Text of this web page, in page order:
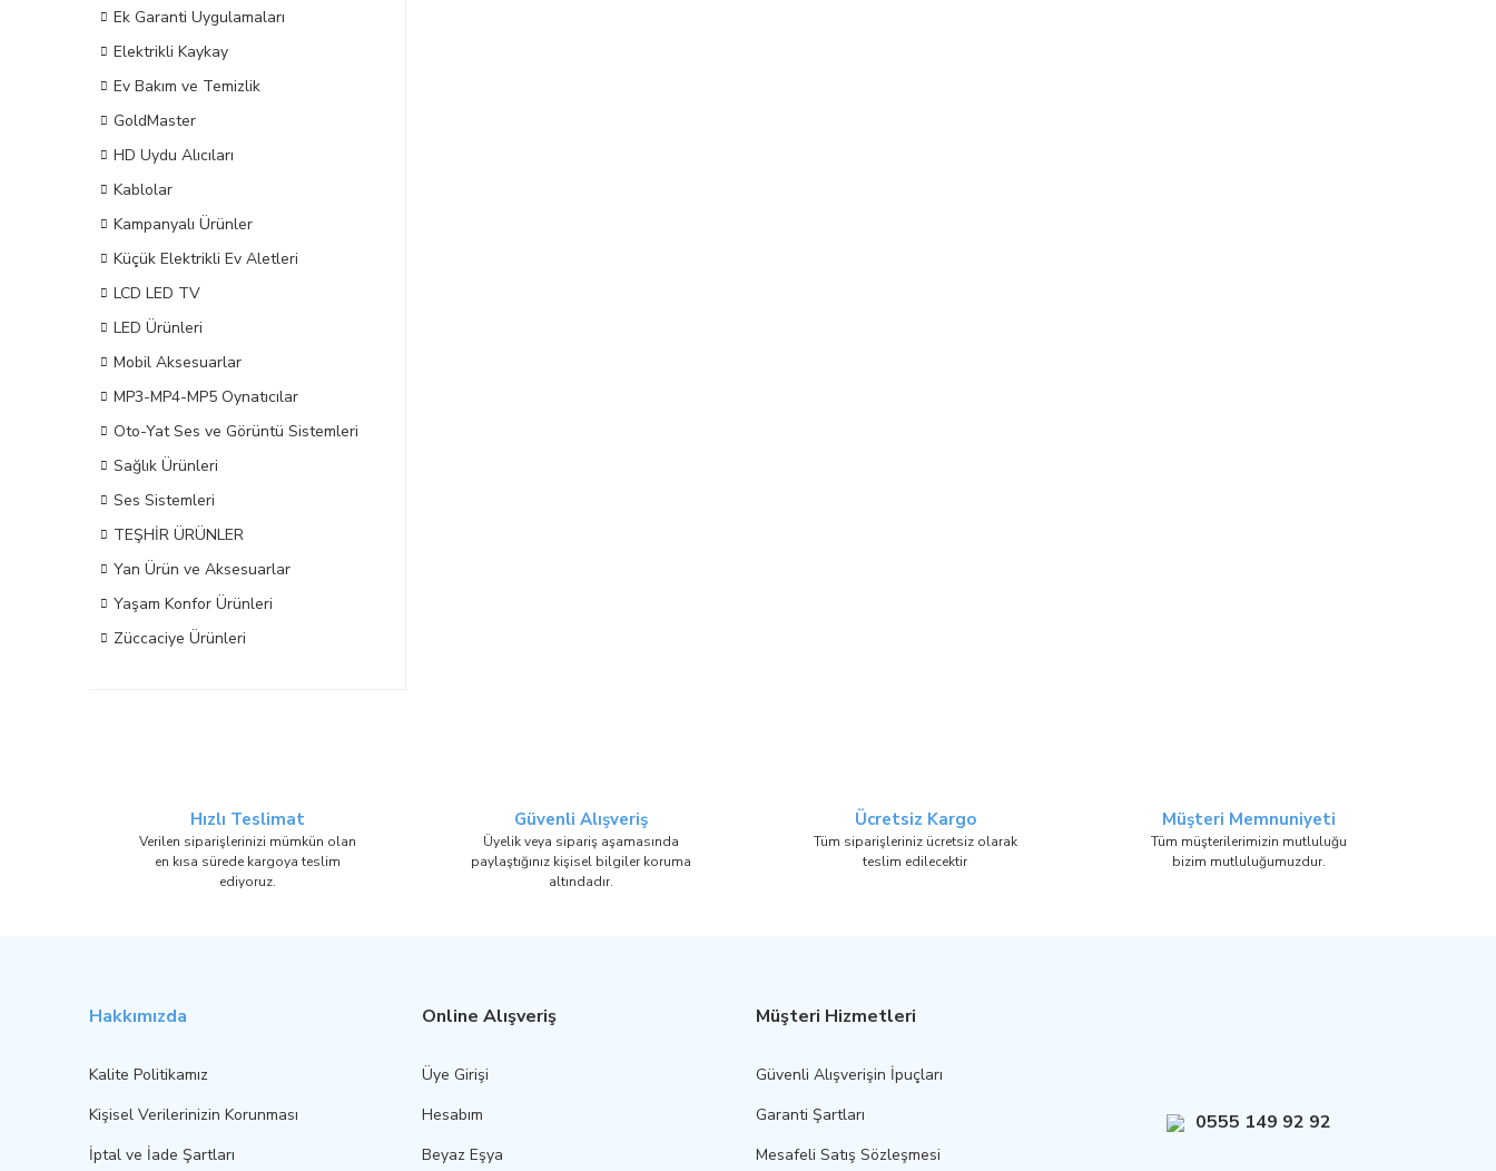
Ek Garanti Uygulamaları
Elektrikli Kaykay
Ev Bakım ve Temizlik
GoldMaster
HD Uydu Alıcıları
Kablolar
Kampanyalı Ürünler
Küçük Elektrikli Ev Aletleri
LCD LED TV
LED Ürünleri
Mobil Aksesuarlar
MP3-MP4-MP5 Oynatıcılar
Oto-Yat Ses ve Görüntü Sistemleri
Sağlık Ürünleri
Ses Sistemleri
TEŞHİR ÜRÜNLER
Yan Ürün ve Aksesuarlar
Yaşam Konfor Ürünleri
Züccaciye Ürünleri
Hızlı Teslimat
Verilen siparişlerinizi mümkün olan
en kısa sürede kargoya teslim
ediyoruz.
Güvenli Alışveriş
Üyelik veya sipariş aşamasında
paylaştığınız kişisel bilgiler koruma
altındadır.
Ücretsiz Kargo
Tüm siparişleriniz ücretsiz olarak
teslim edilecektir
Müşteri Memnuniyeti
Tüm müşterilerimizin mutluluğu
bizim mutluluğumuzdur.
Hakkımızda
Kalite Politikamız
Kişisel Verilerinizin Korunması
İptal ve İade Şartları
Online Alışveriş
Üye Girişi
Hesabım
Beyaz Eşya
Müşteri Hizmetleri
Güvenli Alışverişin İpuçları
Garanti Şartları
Mesafeli Satış Sözleşmesi
0555 149 92 92